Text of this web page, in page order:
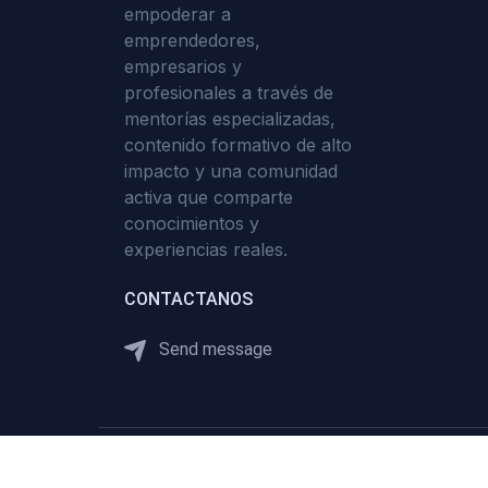
empoderar a
emprendedores,
empresarios y
profesionales a través de
mentorías especializadas,
contenido formativo de alto
impacto y una comunidad
activa que comparte
conocimientos y
experiencias reales.
CONTACTANOS
Send message